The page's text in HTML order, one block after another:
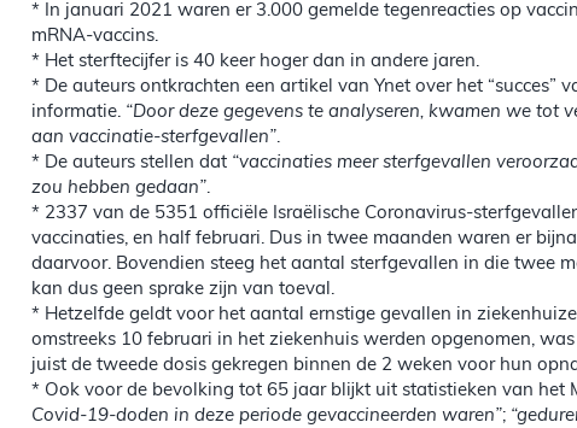
* In januari 2021 waren er 3.000 gemelde tegenreacties op
mRNA-vaccins.
* Het sterftecijfer is 40 keer hoger dan in andere jaren.
* De auteurs ontkrachten een artikel van Ynet over het “succes”
informatie. “Door deze gegevens te analyseren, kwamen we tot
aan vaccinatie-sterfgevallen”.
* De auteurs stellen dat “vaccinaties meer sterfgevallen
zou hebben gedaan”.
* 2337 van de 5351 officiële Israëlische Coronavirus-
vaccinaties, en half februari. Dus in twee maanden waren er
daarvoor. Bovendien steeg het aantal sterfgevallen in die twee
kan dus geen sprake zijn van toeval.
* Hetzelfde geldt voor het aantal ernstige gevallen in
omstreeks 10 februari in het ziekenhuis werden opgenomen,
juist de tweede dosis gekregen binnen de 2 weken voor hun
* Ook voor de bevolking tot 65 jaar blijkt uit statistieken van het
Covid-19-doden in deze periode gevaccineerden waren”;